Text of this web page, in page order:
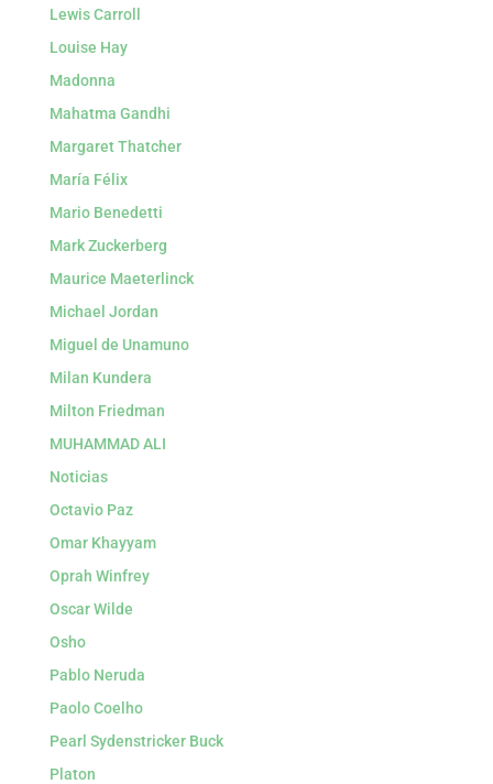
Lewis Carroll
Louise Hay
Madonna
Mahatma Gandhi
Margaret Thatcher
María Félix
Mario Benedetti
Mark Zuckerberg
Maurice Maeterlinck
Michael Jordan
Miguel de Unamuno
Milan Kundera
Milton Friedman
MUHAMMAD ALI
Noticias
Octavio Paz
Omar Khayyam
Oprah Winfrey
Oscar Wilde
Osho
Pablo Neruda
Paolo Coelho
Pearl Sydenstricker Buck
Platon